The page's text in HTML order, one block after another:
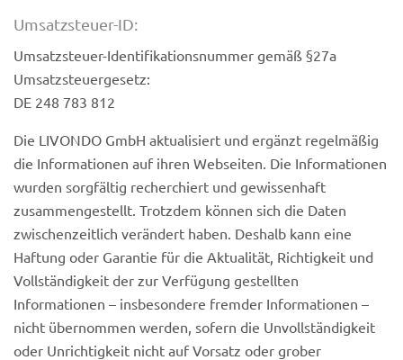
Umsatzsteuer-ID:
Umsatzsteuer-Identifikationsnummer gemäß §27a
Umsatzsteuergesetz:
DE 248 783 812
Die LIVONDO GmbH aktualisiert und ergänzt regelmäßig
die Informationen auf ihren Webseiten. Die Informationen
wurden sorgfältig recherchiert und gewissenhaft
zusammengestellt. Trotzdem können sich die Daten
zwischenzeitlich verändert haben. Deshalb kann eine
Haftung oder Garantie für die Aktualität, Richtigkeit und
Vollständigkeit der zur Verfügung gestellten
Informationen – insbesondere fremder Informationen –
nicht übernommen werden, sofern die Unvollständigkeit
oder Unrichtigkeit nicht auf Vorsatz oder grober